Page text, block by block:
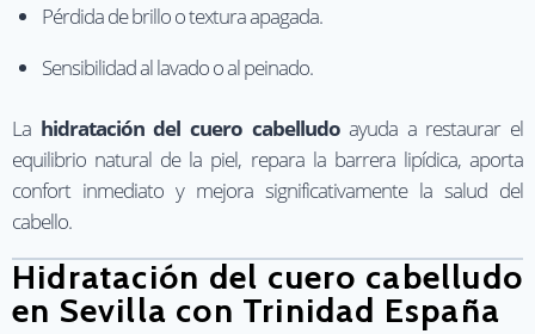
Pérdida de brillo o textura apagada.
Sensibilidad al lavado o al peinado.
La hidratación del cuero cabelludoayuda a restaurar el
equilibrio natural de la piel, repara la barrera lipídica, aporta
confort inmediato y mejora significativamente la salud del
cabello.
Hidratación del cuero cabelludo
en Sevilla con Trinidad España